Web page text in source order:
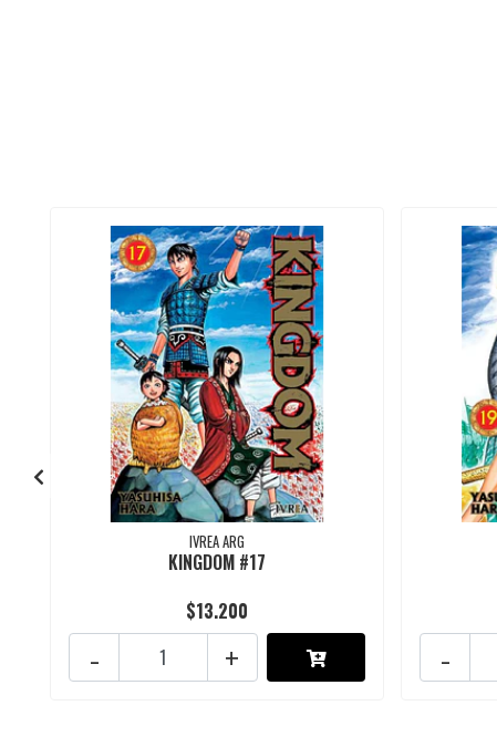
IVREA ARG
KINGDOM #17
$13.200
+
- -